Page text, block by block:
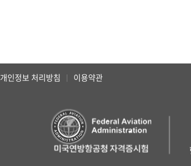
개인정보 처리방침 | 이용약관